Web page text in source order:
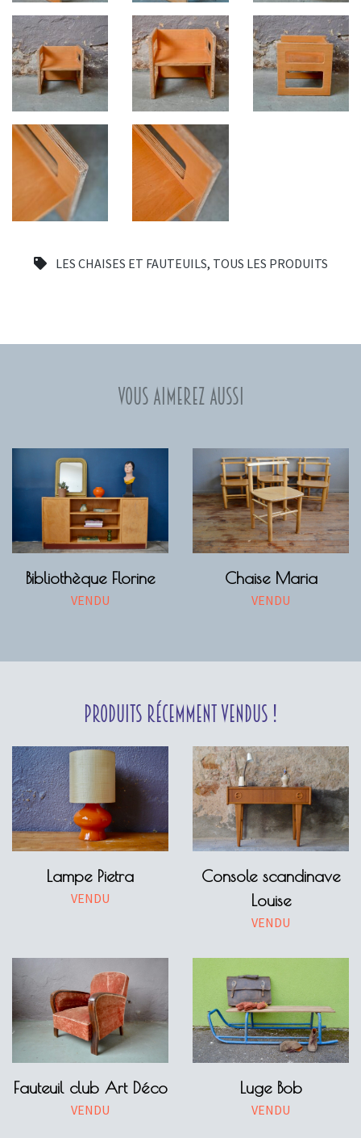
LES CHAISES ET FAUTEUILS, TOUS LES PRODUITS
Vous aimerez aussi
Bibliothèque Florine
VENDU
Chaise Maria
VENDU
Produits récemment vendus !
Lampe Pietra
VENDU
Console scandinave
Louise
VENDU
Fauteuil club Art Déco
VENDU
Luge Bob
VENDU